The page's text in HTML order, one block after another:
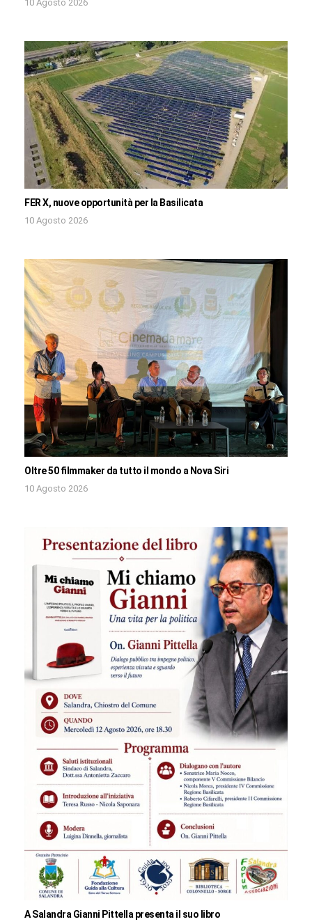
10 Agosto 2026
FER X, nuove opportunità per la Basilicata
10 Agosto 2026
Oltre 50 filmmaker da tutto il mondo a Nova Siri
10 Agosto 2026
A Salandra Gianni Pittella presenta il suo libro